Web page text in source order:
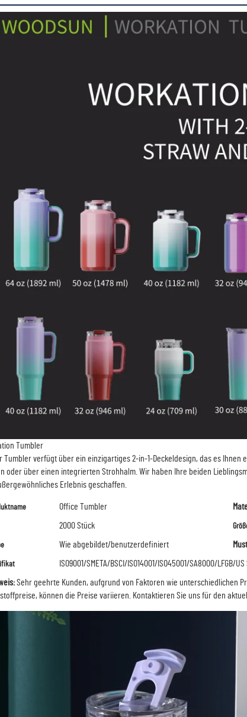
Tumbler
Tumbler verfügt über ein einzigartiges 2-in-1-Deckeldesign, das es
oder über einen integrierten Strohhalm. Wir haben Ihre beiden
Erlebnis geschaffen.
Office Tumbler
2000 Stück
Wie abgebildet/benutzerdefiniert
ISO9001/SMETA/BSCI/ISO14001/ISO45001/SA8000/LFGB/US
Sehr geehrte Kunden, aufgrund von Faktoren wie unterschiedlichen
können die Preise variieren. Kontaktieren Sie uns für den